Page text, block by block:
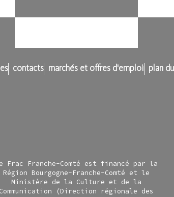
contacts marchés et offres d'emploi plan
Frac Franche-Comté est financé par la
Région Bourgogne-Franche-Comté et le
Ministère de la Culture et de la
Communication (Direction régionale des